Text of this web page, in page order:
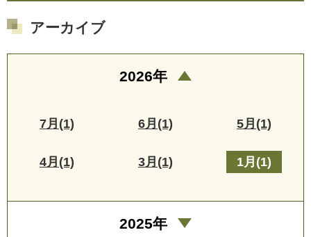
アーカイブ
2026年
7月(1) 6月(1) 5月(1)
4月(1) 3月(1) 1月(1)
2025年